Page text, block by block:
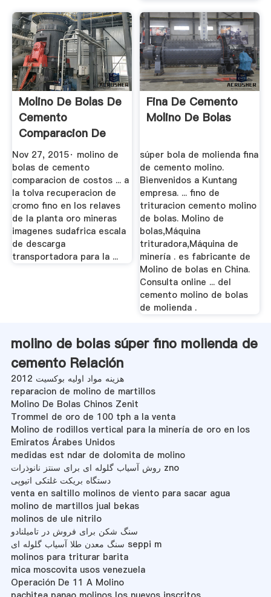
Molino De Bolas De
Cemento
Comparacion De
Costos YouTube
Nov 27, 2015· molino de
bolas de cemento
comparacion de costos ... a
la tolva recuperacion de
cromo fino en los relaves
de la planta oro mineras
imagenes sudafrica escala
de descarga
transportadora para la ...
Fina De Cemento
Molino De Bolas
súper bola de molienda fina
de cemento molino.
Bienvenidos a Kuntang
empresa. ... fino de
trituracion cemento molino
de bolas. Molino de
bolas,Máquina
trituradora,Máquina de
minería . es fabricante de
Molino de bolas en China.
Consulta online ... del
cemento molino de bolas
de molienda .
molino de bolas súper fino molienda de
cemento Relación
هزینه مواد اولیه بوکسیت 2012
reparacion de molino de martillos
Molino De Bolas Chinos Zenit
Trommel de oro de 100 tph a la venta
Molino de rodillos vertical para la minería de oro en los
Emiratos Árabes Unidos
medidas est ndar de dolomita de molino
روش آسیاب گلوله ای برای سنتز نانوذرات zno
دستگاه بریکت غلتکی اتیوپی
venta en saltillo molinos de viento para sacar agua
molino de martillos jual bekas
molinos de ule nitrilo
سنگ شکن برای فروش در تامیلنادو
سنگ معدن طلا آسیاب گلوله ای seppi m
molinos para triturar barita
mica moscovita usos venezuela
Operación De 11 A Molino